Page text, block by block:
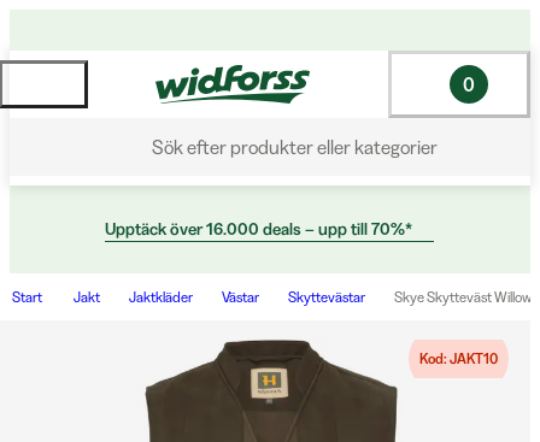
Sök efter produkter eller kategorier
0
Upptäck över 16.000 deals – upp till 70%*
Start Jakt Jaktkläder Västar Skyttevästar Skye Skytteväst Willow
Kod: JAKT10